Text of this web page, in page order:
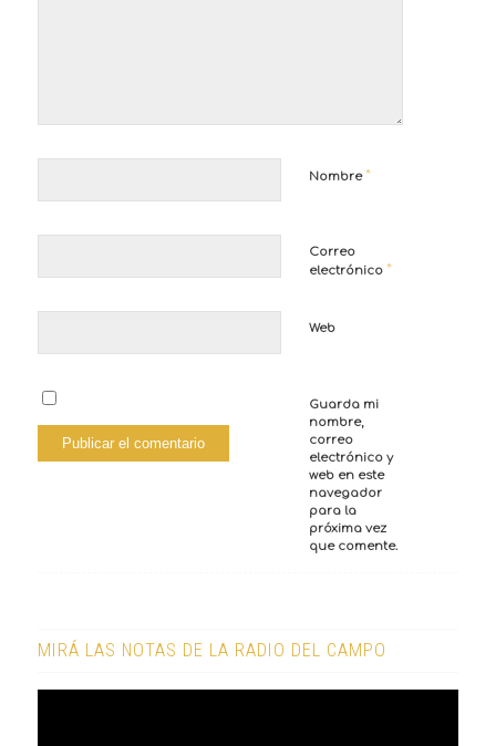
Nombre*
Correo
electrónico *
Web
Guarda mi
nombre,
correo
electrónico y
web en este
navegador
para la
próxima vez
que comente.
MIRÁ LAS NOTAS DE LA RADIO DEL CAMPO